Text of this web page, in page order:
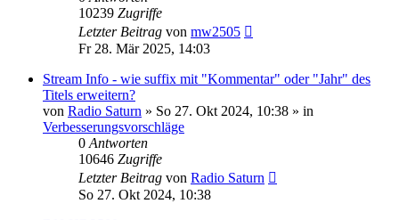
10239 Zugriffe
Letzter Beitrag von mw2505
Fr 28. Mär 2025, 14:03
Stream Info - wie suffix mit "Kommentar" oder "Jahr" des
Titels erweitern?
von Radio Saturn » So 27. Okt 2024, 10:38 » in
Verbesserungsvorschläge
0 Antworten
10646 Zugriffe
Letzter Beitrag von Radio Saturn
So 27. Okt 2024, 10:38